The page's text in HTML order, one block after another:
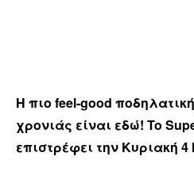
Η πιο feel-good
χρονιάς είναι εδώ! To
επιστρέφει την Κυριακή